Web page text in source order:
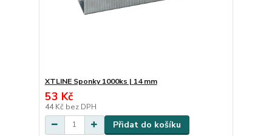
XTLINE Sponky 1000ks | 14 mm
53 Kč
44 Kč bez DPH
Přidat do košíku